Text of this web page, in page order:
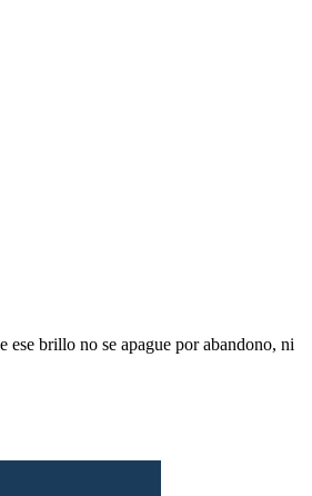
ese brillo no se apague por abandono, ni